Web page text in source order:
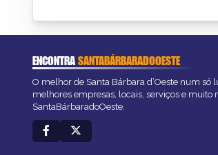
ENCONTRASANTABÁRBARADOOESTE
O melhor de Santa Bárbara d’Oeste num só
melhores empresas, locais, serviços e muito
SantaBárbaradoOeste.